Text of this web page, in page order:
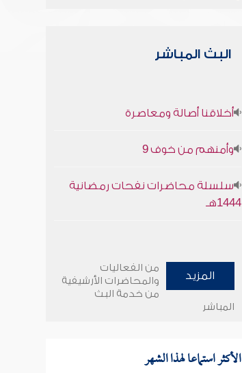
البث المباشر
أخلاقنا أصالة ومعاصرة
وأمنهم من خوف 9
سلسلة محاضرات نفحات رمضانية
1444هـ
المزيد
من الفعاليات
والمحاضرات الأرشيفية
من خدمة البث
المباشر
الأكثر استماعا لهذا الشهر